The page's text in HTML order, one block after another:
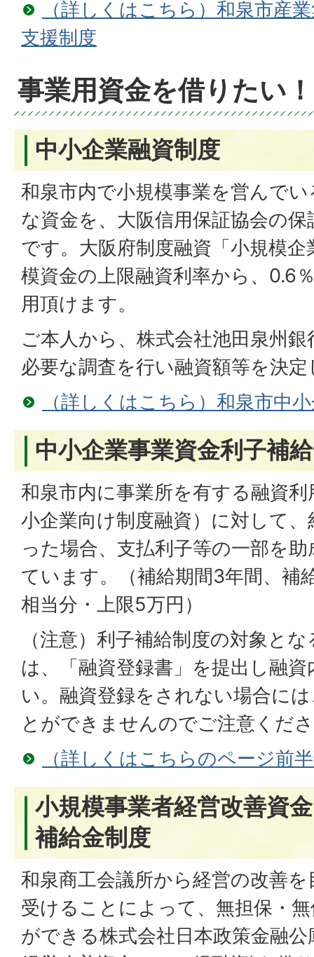
（詳しくはこちら）和泉市産
支援制度
事業用資金を借りたい！
中小企業融資制度
和泉市内で小規模事業を営んで
な資金を、大阪信用保証協会の
です。大阪府制度融資「小規模
模資金の上限融資利率から、0.6
用頂けます。
ご本人から、株式会社池田泉州
必要な調査を行い融資額等を決
（詳しくはこちら）和泉市中
中小企業事業資金利子補
和泉市内に事業所を有する融資
小企業向け制度融資）に対して
った場合、支払利子等の一部を
ています。（補給期間3年間、補
相当分・上限5万円）
（注意）利子補給制度の対象と
は、「融資登録書」を提出し融
い。融資登録をされない場合に
とができませんのでご注意くだ
（詳しくはこちらのページ前
小規模事業者経営改善資
補給金制度
和泉商工会議所から経営の改善
受けることによって、無担保・
ができる株式会社日本政策金融